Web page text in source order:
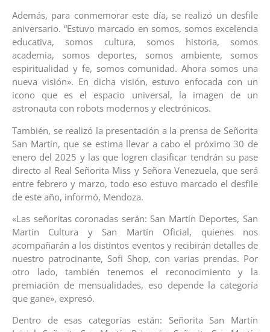
Además, para conmemorar este día, se realizó un desfile
aniversario. “Estuvo marcado en somos, somos excelencia
educativa, somos cultura, somos historia, somos
academia, somos deportes, somos ambiente, somos
espiritualidad y fe, somos comunidad. Ahora somos una
nueva visión». En dicha visión, estuvo enfocada con un
icono que es el espacio universal, la imagen de un
astronauta con robots modernos y electrónicos.
También, se realizó la presentación a la prensa de Señorita
San Martín, que se estima llevar a cabo el próximo 30 de
enero del 2025 y las que logren clasificar tendrán su pase
directo al Real Señorita Miss y Señora Venezuela, que será
entre febrero y marzo, todo eso estuvo marcado el desfile
de este año, informó, Mendoza.
«Las señoritas coronadas serán: San Martín Deportes, San
Martín Cultura y San Martín Oficial, quienes nos
acompañarán a los distintos eventos y recibirán detalles de
nuestro patrocinante, Sofi Shop, con varias prendas. Por
otro lado, también tenemos el reconocimiento y la
premiación de mensualidades, eso depende la categoría
que gane», expresó.
Dentro de esas categorías están: Señorita San Martín